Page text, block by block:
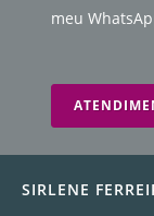
meu
SIRLENE